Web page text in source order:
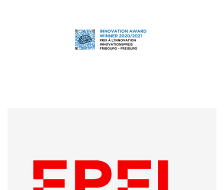
École Polytechnique Fédérale de Lausanne